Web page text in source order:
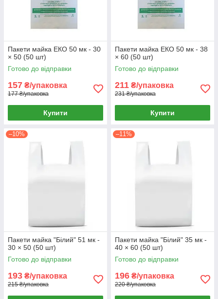
Пакети майка ЕКО 50 мк - 30
× 50 (50 шт)
Готово до відправки
157 ₴/упаковка
177 ₴/упаковка
Купити
Пакети майка ЕКО 50 мк - 38
× 60 (50 шт)
Готово до відправки
211 ₴/упаковка
231 ₴/упаковка
Купити
–10%
Пакети майка "Білий" 51 мк -
30 × 50 (50 шт)
Готово до відправки
193 ₴/упаковка
215 ₴/упаковка
–11%
Пакети майка "Білий" 35 мк -
40 × 60 (50 шт)
Готово до відправки
196 ₴/упаковка
220 ₴/упаковка